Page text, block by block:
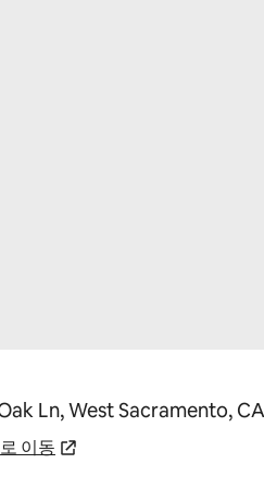
Ln, West Sacramento,
이동